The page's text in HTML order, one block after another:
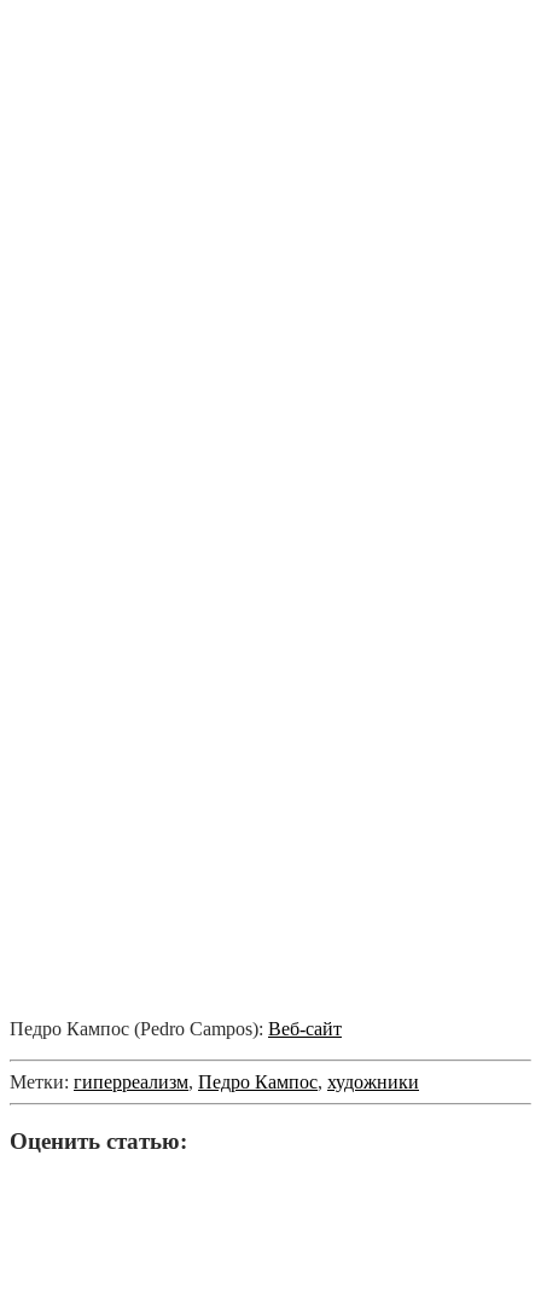
Педро Кампос (Pedro Campos): Веб-сайт
Метки: гиперреализм, Педро Кампос, художники
Оценить статью: